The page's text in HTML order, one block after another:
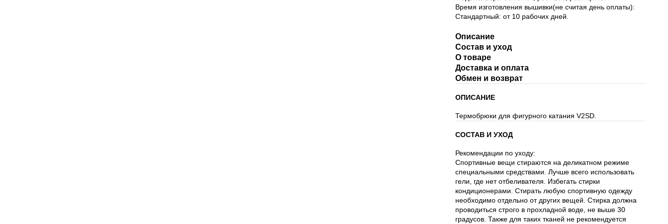
Время изготовления вышивки(не считая день оплаты):
Стандартный: от 10 рабочих дней.
Описание
Состав и уход
О товаре
Доставка и оплата
Обмен и возврат
ОПИСАНИЕ
Термобрюки для фигурного катания V2SD.
СОСТАВ И УХОД
Рекомендации по уходу:
Спортивные вещи стираются на деликатном режиме
специальными средствами. Лучше всего использовать
гели, где нет отбеливателя. Избегать стирки
кондиционерами. Стирать любую спортивную одежду
необходимо отдельно от других вещей. Стирка должна
проводиться строго в прохладной воде, не выше 30
градусов. Также для таких тканей не рекомендуется